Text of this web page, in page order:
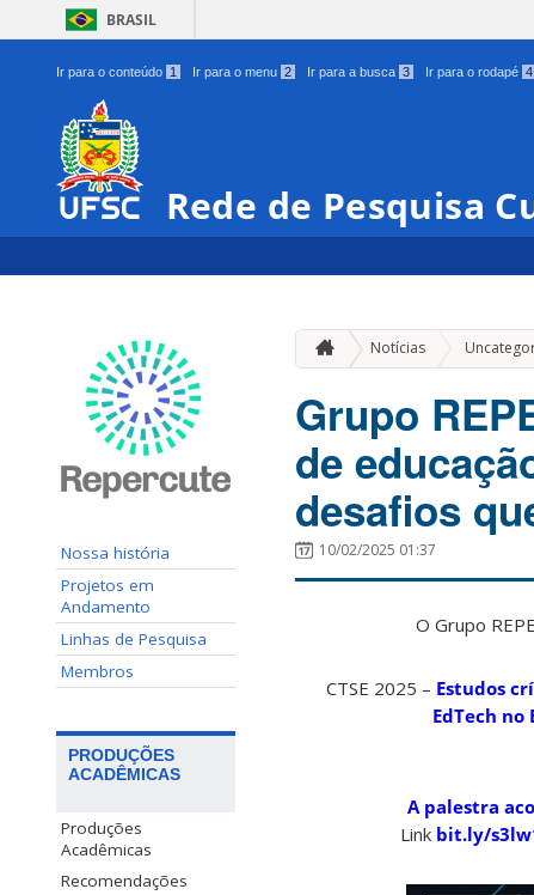
BRASIL
Ir para o conteúdo 1 Ir para o menu 2 Ir para a busca 3 Ir para o rodapé 4
Rede de Pesquisa
Nossa história
Projetos em
Andamento
Linhas de Pesquisa
Membros
PRODUÇÕES
ACADÊMICAS
Produções
Acadêmicas
Recomendações
Notícias
Grupo
de
desafios
10/02/2025 01:37
O Grupo
CTSE 2025 – Estudos
EdTech no
A palestra
Link bit.ly/